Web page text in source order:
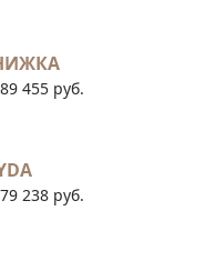
455 руб.
238 руб.